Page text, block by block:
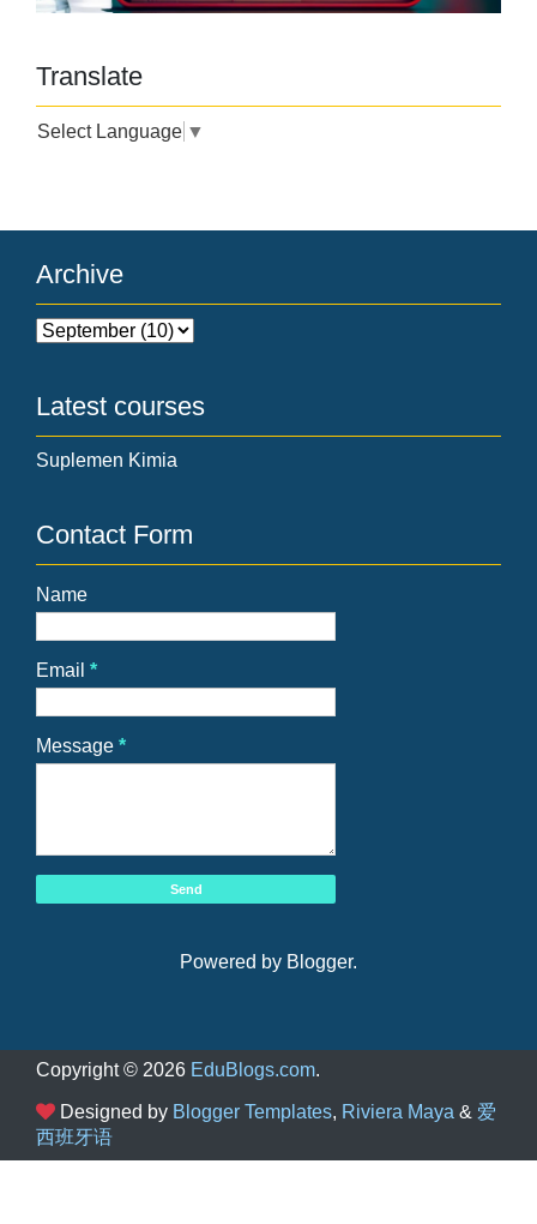
Translate
Select Language ▼
Archive
Latest courses
Suplemen Kimia
Contact Form
Name
Email *
Message *
Powered by Blogger.
Copyright © 2026 EduBlogs.com.
Designed by Blogger Templates, Riviera Maya & 爱
西班牙语